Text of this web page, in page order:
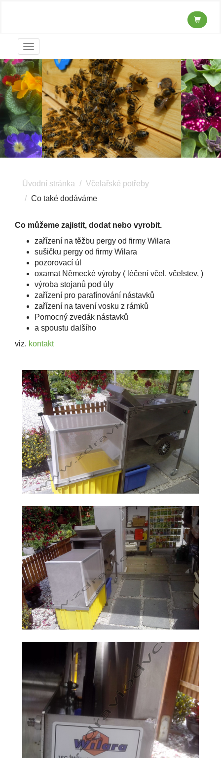
Menu
Úvodní stránka
Včelařské potřeby
Co také dodáváme
Co můžeme zajistit, dodat nebo vyrobit.
zařízení na těžbu pergy od firmy Wilara
sušičku pergy od firmy Wilara
pozorovací úl
oxamat Německé výroby ( léčení včel, včelstev, )
výroba stojanů pod úly
zařízení pro parafínování nástavků
zařízení na tavení vosku z rámků
Pomocný zvedák nástavků
a spoustu dalšího
viz. kontakt